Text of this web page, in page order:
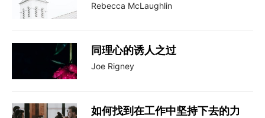
Rebecca McLaughlin
同理心的诱人之过
Joe Rigney
如何找到在工作中坚持下去的力